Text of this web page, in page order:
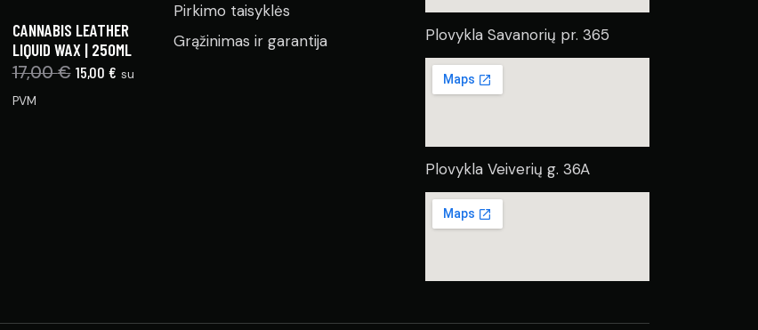
CANNABIS LEATHER
LIQUID WAX | 250ML
17,00€ 15,00 € su
PVM
Pirkimo taisyklės
Grąžinimas ir garantija
Plovykla Savanorių pr. 365
Plovykla Veiverių g. 36A